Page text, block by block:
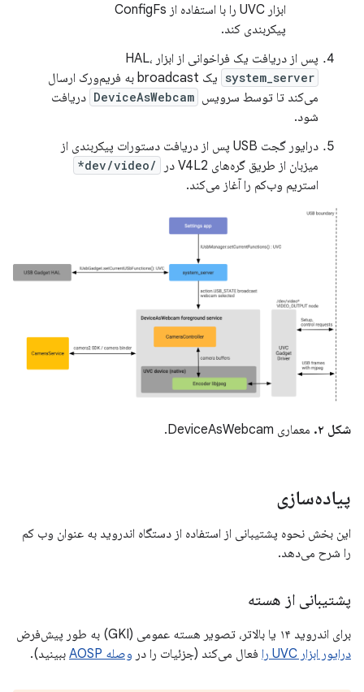
ابزار UVC را با استفاده از ConfigFs
پیکربندی کند.
پس از دریافت یک فراخوانی از ابزار HAL،
system_server
یک broadcast به فریم‌ورک ارسال
می‌کند تا توسط سرویس DeviceAsWebcam دریافت
شود.
درایور گجت USB پس از دریافت دستورات پیکربندی از
میزبان از طریق گره‌های V4L2 در
/dev/video*
استریم وب‌کم را آغاز می‌کند.
شکل ۲. معماری DeviceAsWebcam.
پیاده‌سازی
این بخش نحوه پشتیبانی از استفاده از دستگاه اندروید به عنوان وب کم
را شرح می‌دهد.
پشتیبانی از هسته
برای اندروید ۱۴ یا بالاتر، تصویر هسته عمومی (GKI) به طور پیش‌فرض
درایور ابزار UVC را
فعال می‌کند (جزئیات را در وصله AOSP ببینید).